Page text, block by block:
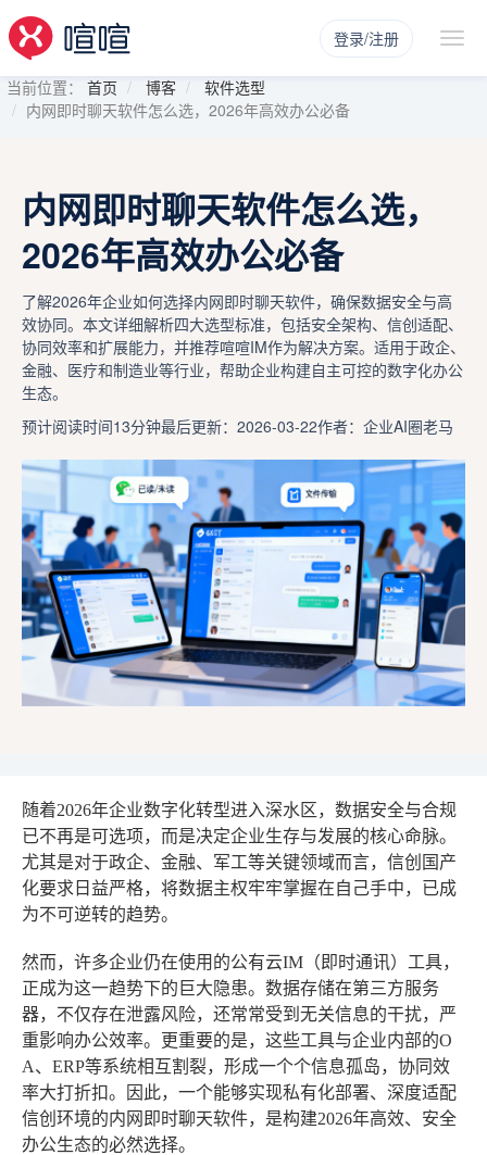
登录/注册
当前位置： 首页 博客
软件选型
内网即时聊天软件怎么选，2026年高效办公必备
内网即时聊天软件怎么选，
2026年高效办公必备
了解2026年企业如何选择内网即时聊天软件，确保数据安全与高
效协同。本文详细解析四大选型标准，包括安全架构、信创适配、
协同效率和扩展能力，并推荐喧喧IM作为解决方案。适用于政企、
金融、医疗和制造业等行业，帮助企业构建自主可控的数字化办公
生态。
预计阅读时间13分钟最后更新：2026-03-22作者：企业AI圈老马
随着2026年企业数字化转型进入深水区，数据安全与合规
已不再是可选项，而是决定企业生存与发展的核心命脉。
尤其是对于政企、金融、军工等关键领域而言，信创国产
化要求日益严格，将数据主权牢牢掌握在自己手中，已成
为不可逆转的趋势。
然而，许多企业仍在使用的公有云IM（即时通讯）工具，
正成为这一趋势下的巨大隐患。数据存储在第三方服务
器，不仅存在泄露风险，还常常受到无关信息的干扰，严
重影响办公效率。更重要的是，这些工具与企业内部的O
A、ERP等系统相互割裂，形成一个个信息孤岛，协同效
率大打折扣。因此，一个能够实现私有化部署、深度适配
信创环境的内网即时聊天软件，是构建2026年高效、安全
办公生态的必然选择。